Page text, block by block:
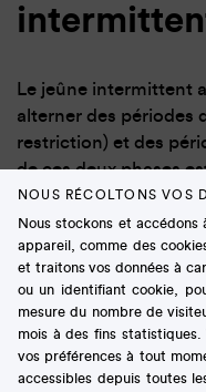
Le jeûne intermittent
alterner des périodes
restriction) et des
de ces deux phases
études :elles peuvent
semaine (5 jours / 2
connu sous le nom
anglosaxons), de
eat-
(manger sur une
journée, et jeûner
dit TRF pourtime-
NOUS RÉCOLTONS VOS
Nous stockons et accédons
appareil, comme des
et traitons vos données à
ou un identifiant cookie,
mesure du nombre de
mois à des fins
vos préférences à tout
accessibles depuis toutes